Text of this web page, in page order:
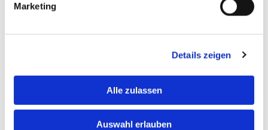
Marketing
Details zeigen
Alle zulassen
Auswahl erlauben
Leistungen
Gartenpflege- und gestaltung